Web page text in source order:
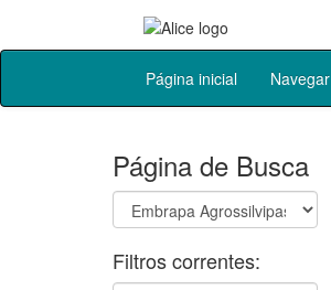
Skip
Página inicial Navegar
Página de Busca
Filtros correntes: